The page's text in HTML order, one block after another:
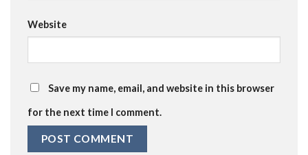
Website
Save my name, email, and website in this browser
for the next time I comment.